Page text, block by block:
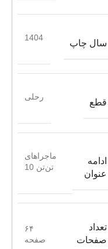
سال چاپ
1404
قطع
رحلی
ادامه
عنوان
ماجراهای
تن‌تن 10
تعداد
صفحات
۶۴
صفحه